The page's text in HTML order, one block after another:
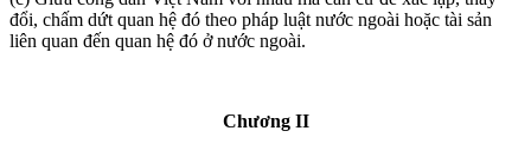
đổi, chấm dứt quan hệ đó theo pháp luật nước ngoài hoặc tài sản
liên quan đến quan hệ đó ở nước ngoài.
Chương II